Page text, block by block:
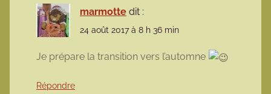
marmotte dit :
24 août 2017 à 8 h 36 min
Je prépare la transition vers l’automne
Répondre